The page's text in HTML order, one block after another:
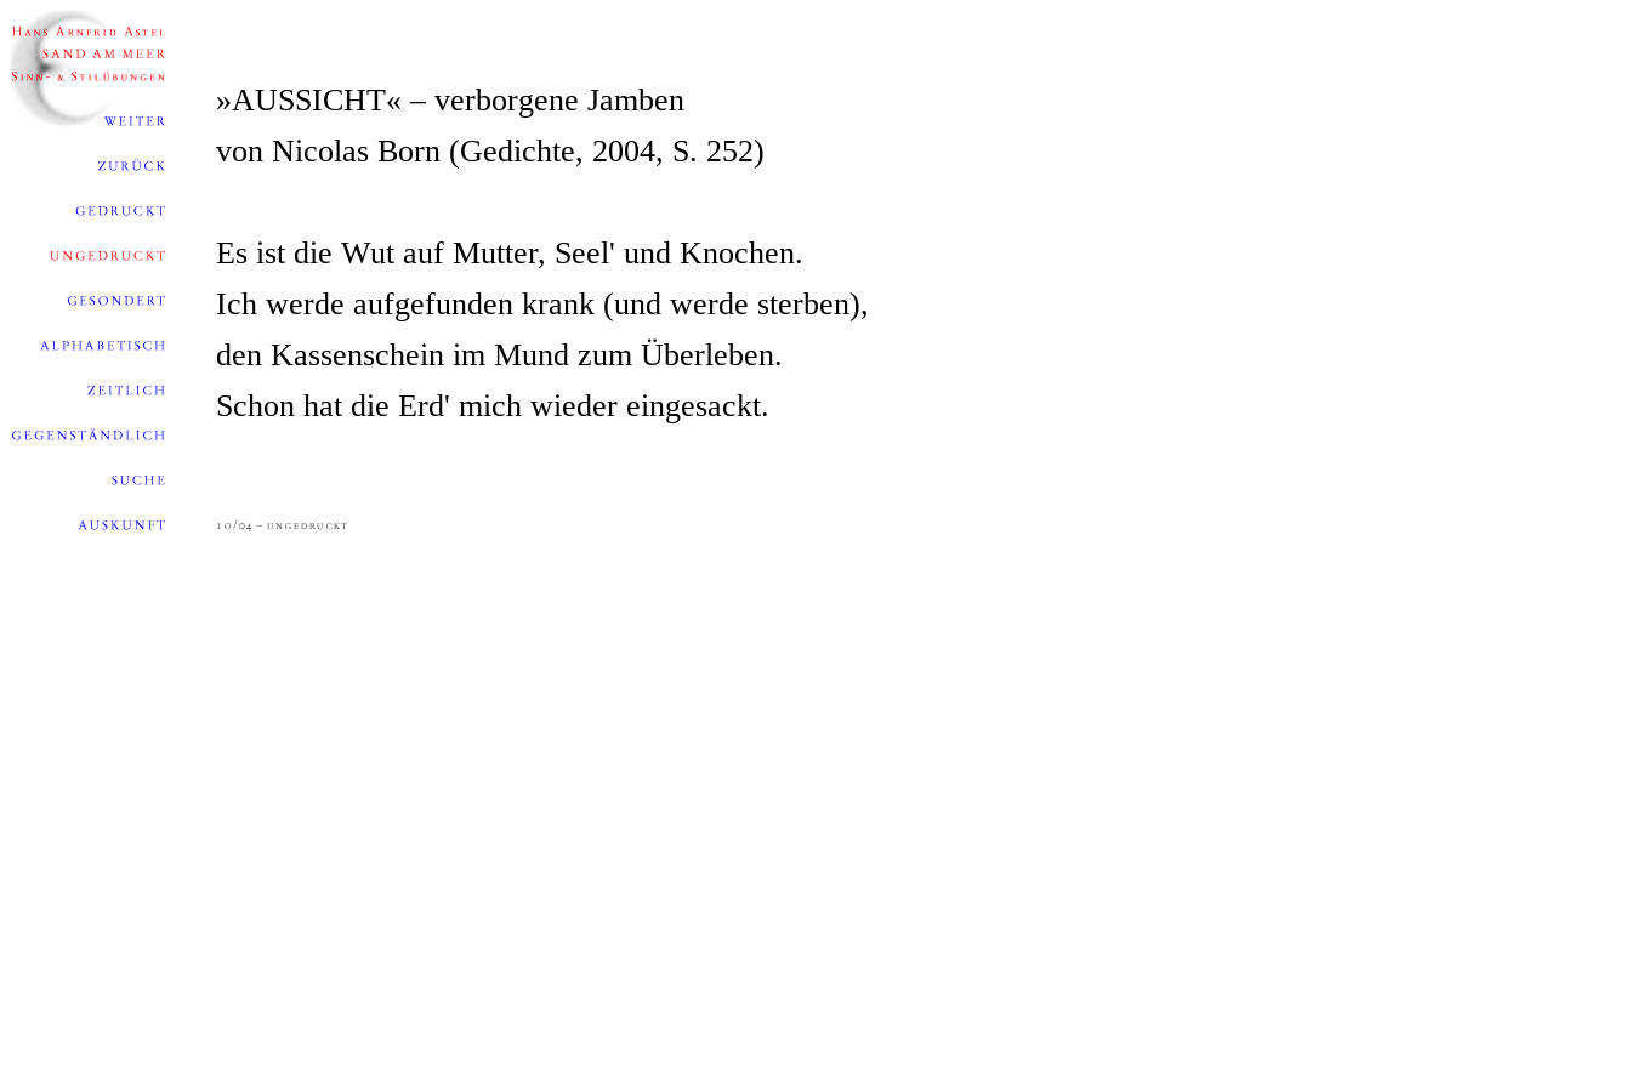
»AUSSICHT« – verborgene Jamben
von Nicolas Born (Gedichte, 2004, S. 252)
Es ist die Wut auf Mutter, Seel' und Knochen.
Ich werde aufgefunden krank (und werde sterben),
den Kassenschein im Mund zum Überleben.
Schon hat die Erd' mich wieder eingesackt.